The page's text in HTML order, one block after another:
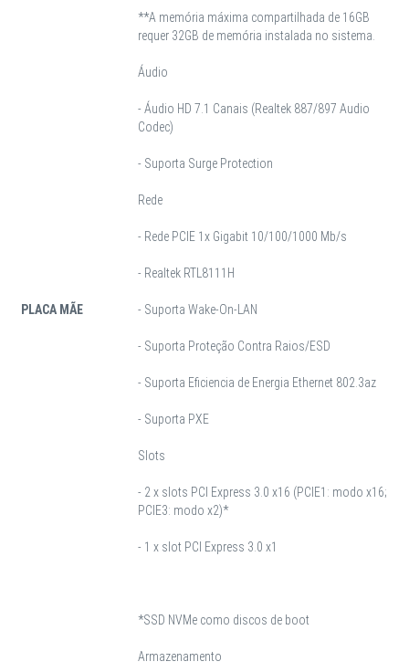
PLACA MÃE
**A memória máxima compartilhada de 16GB
requer 32GB de memória instalada no sistema.
Áudio
- Áudio HD 7.1 Canais (Realtek 887/897 Audio
Codec)
- Suporta Surge Protection
Rede
- Rede PCIE 1x Gigabit 10/100/1000 Mb/s
- Realtek RTL8111H
- Suporta Wake-On-LAN
- Suporta Proteção Contra Raios/ESD
- Suporta Eficiencia de Energia Ethernet 802.3az
- Suporta PXE
Slots
- 2 x slots PCI Express 3.0 x16 (PCIE1: modo x16;
PCIE3: modo x2)*
- 1 x slot PCI Express 3.0 x1
*SSD NVMe como discos de boot
Armazenamento